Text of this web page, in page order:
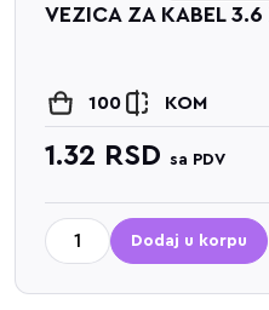
VEZICA ZA KABEL
100 KOM
1.32 RSD sa PDV
Dodaj u korpu